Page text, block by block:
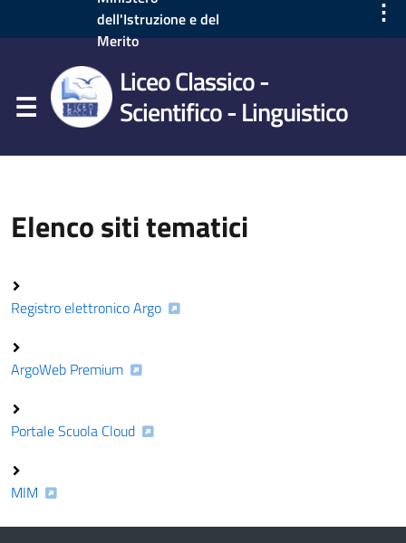
dell'Istruzione e del
Merito
⋮
Liceo Classico -
Scientifico - Linguistico
Elenco siti tematici
Registro elettronico Argo
ArgoWeb Premium
Portale Scuola Cloud
MIM